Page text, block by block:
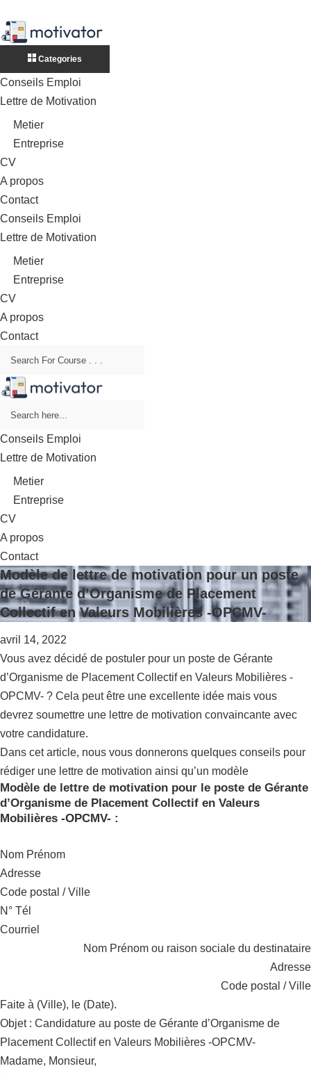
Categories
Conseils Emploi
Lettre de Motivation
Metier
Entreprise
CV
A propos
Contact
Conseils Emploi
Lettre de Motivation
Metier
Entreprise
CV
A propos
Contact
Conseils Emploi
Lettre de Motivation
Metier
Entreprise
CV
A propos
Contact
Modèle de lettre de motivation pour un poste
de Gérante d’Organisme de Placement
Collectif en Valeurs Mobilières -OPCMV-
avril 14, 2022
Vous avez décidé de postuler pour un poste de Gérante
d’Organisme de Placement Collectif en Valeurs Mobilières -
OPCMV- ? Cela peut être une excellente idée mais vous
devrez soumettre une lettre de motivation convaincante avec
votre candidature.
Dans cet article, nous vous donnerons quelques conseils pour
rédiger une lettre de motivation ainsi qu’un modèle
Modèle de lettre de motivation pour le poste de Gérante
d’Organisme de Placement Collectif en Valeurs
Mobilières -OPCMV- :
Nom Prénom
Adresse
Code postal / Ville
N° Tél
Courriel
Nom Prénom ou raison sociale du destinataire
Adresse
Code postal / Ville
Faite à (Ville), le (Date).
Objet : Candidature au poste de Gérante d’Organisme de
Placement Collectif en Valeurs Mobilières -OPCMV-
Madame, Monsieur,